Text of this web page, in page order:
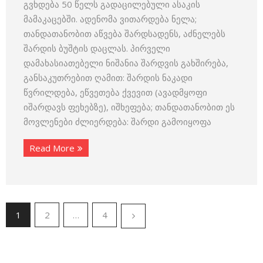
გვხდება 50 წელს გადაცილებული ასაკის
მამაკაცებში. ადენომა ვითარდება ნელა;
თანდათანობით აწვება შარდსადენს, აძნელებს
შარდის ბუშტის დაცლას. პირველი
დამახასიათებელი ნიშანია შარდვის გახშირება,
განსაკუთრებით ღამით: შარდის ნაკადი
წვრილდება, ეწვეთება ქვევით (ავადმყოფი
იშარდავს ფეხებზე), იშხეფება; თანდათანობით ეს
მოვლენები ძლიერდება: შარდი გამოიყოფა
Read More
1 2 … 4